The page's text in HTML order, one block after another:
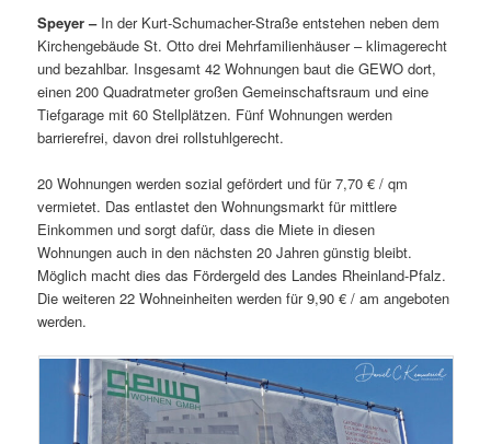
Speyer – In der Kurt-Schumacher-Straße entstehen neben dem
Kirchengebäude St. Otto drei Mehrfamilienhäuser – klimagerecht
und bezahlbar. Insgesamt 42 Wohnungen baut die GEWO dort,
einen 200 Quadratmeter großen Gemeinschaftsraum und eine
Tiefgarage mit 60 Stellplätzen. Fünf Wohnungen werden
barrierefrei, davon drei rollstuhlgerecht.
20 Wohnungen werden sozial gefördert und für 7,70 € / qm
vermietet. Das entlastet den Wohnungsmarkt für mittlere
Einkommen und sorgt dafür, dass die Miete in diesen
Wohnungen auch in den nächsten 20 Jahren günstig bleibt.
Möglich macht dies das Fördergeld des Landes Rheinland-Pfalz.
Die weiteren 22 Wohneinheiten werden für 9,90 € / am angeboten
werden.